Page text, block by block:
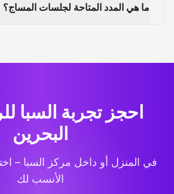
ما هي المدد المتاحة لجلسات المساج؟
احجز تجربة السبا
البحرين
في المنزل أو داخل مركز السبا –
الأنسب لك